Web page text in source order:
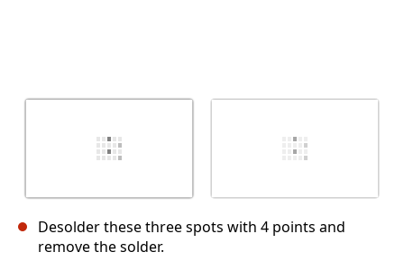
Desolder these three spots with 4 points and
remove the solder.